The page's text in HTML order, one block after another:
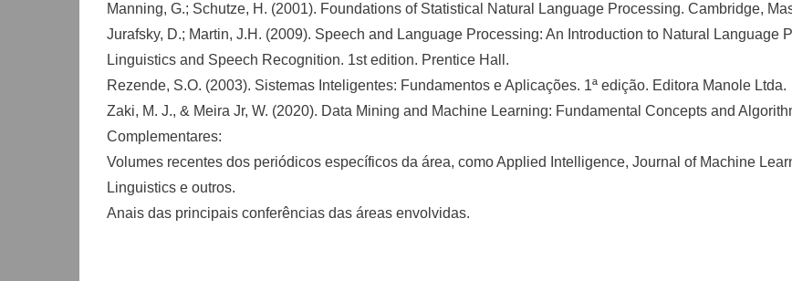
Manning, G.; Schutze, H. (2001). Foundations of Statistical Natural Language Processing. Cambridge,
Jurafsky, D.; Martin, J.H. (2009). Speech and Language Processing: An Introduction to Natural Language
Linguistics and Speech Recognition. 1st edition. Prentice Hall.
Rezende, S.O. (2003). Sistemas Inteligentes: Fundamentos e Aplicações. 1ª edição. Editora Manole Ltda.
Zaki, M. J., & Meira Jr, W. (2020). Data Mining and Machine Learning: Fundamental Concepts and
Complementares:
Volumes recentes dos periódicos específicos da área, como Applied Intelligence, Journal of Machine
Linguistics e outros.
Anais das principais conferências das áreas envolvidas.